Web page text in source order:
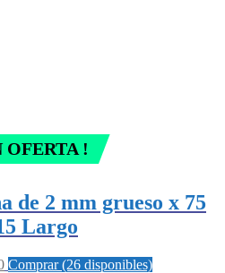
OFERTA !
de 2 mm grueso x 75
Largo
Current
Comprar (26 disponibles)